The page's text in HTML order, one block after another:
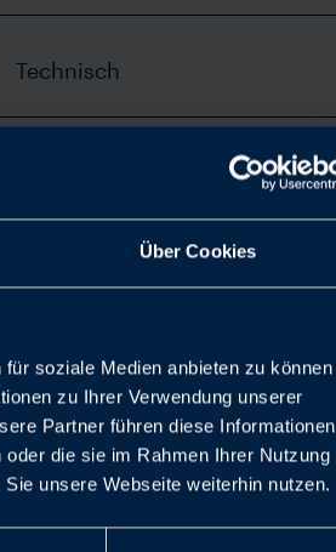
Über Cookies
soziale Medien anbieten zu können
zu Ihrer Verwendung unserer
Partner führen diese Informationen
die sie im Rahmen Ihrer Nutzung
unsere Webseite weiterhin nutzen.
Technisch
Technisch
Technisch